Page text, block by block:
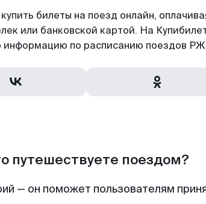
билеты на поезд онлайн,
или банковской картой. На
информацию по расписанию поездов
путешествуете поездом?
— он поможет пользователям